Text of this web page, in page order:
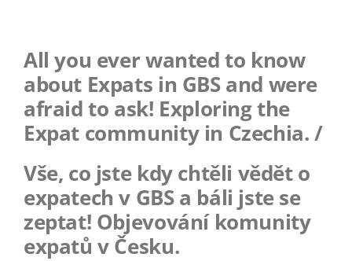
All you ever wanted to know
about Expats in GBS and were
afraid to ask! Exploring the
Expat community in Czechia. /
Vše, co jste kdy chtěli vědět o
expatech v GBS a báli jste se
zeptat! Objevování komunity
expatů v Česku.